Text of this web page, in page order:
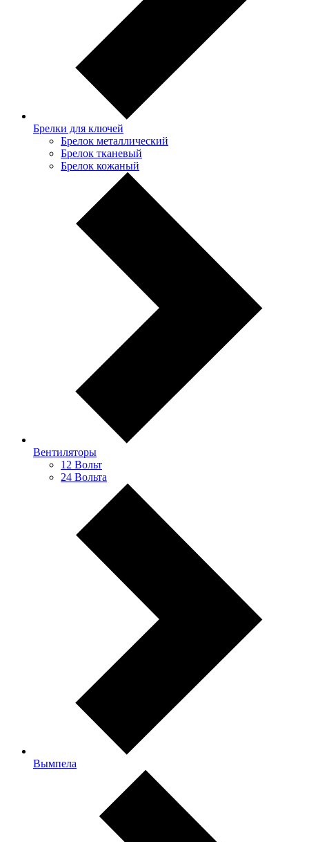
Брелки для ключей
Брелок металлический
Брелок тканевый
Брелок кожаный
Вентиляторы
12 Вольт
24 Вольта
Вымпела